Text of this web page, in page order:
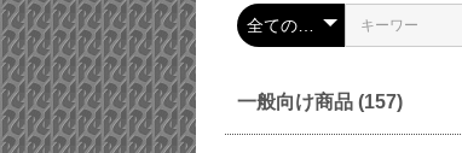
一般向け商品 (157)